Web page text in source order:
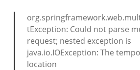
tException: Could not parse
request; nested exception is
java.io.IOException: The
location